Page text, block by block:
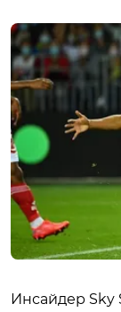
Инсайдер